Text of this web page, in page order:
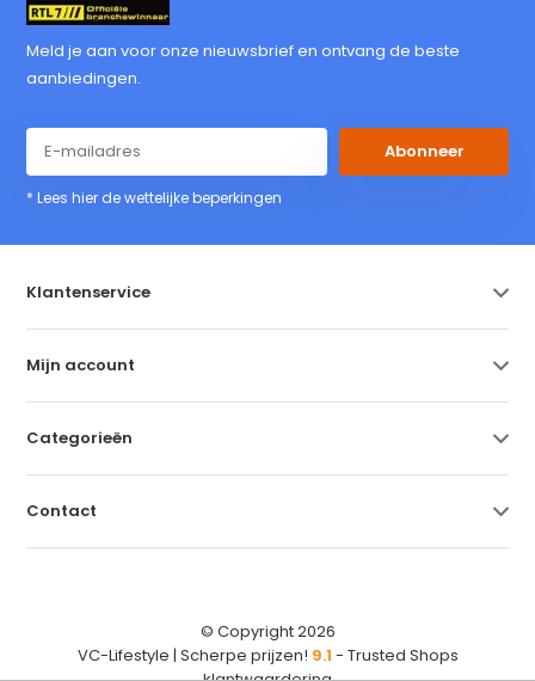
Meld je aan voor onze nieuwsbrief en ontvang de beste
aanbiedingen.
Abonneer
* Lees hier de wettelijke beperkingen
Klantenservice
Mijn account
Categorieën
Contact
© Copyright 2026
VC-Lifestyle | Scherpe prijzen! 9.1 - Trusted Shops